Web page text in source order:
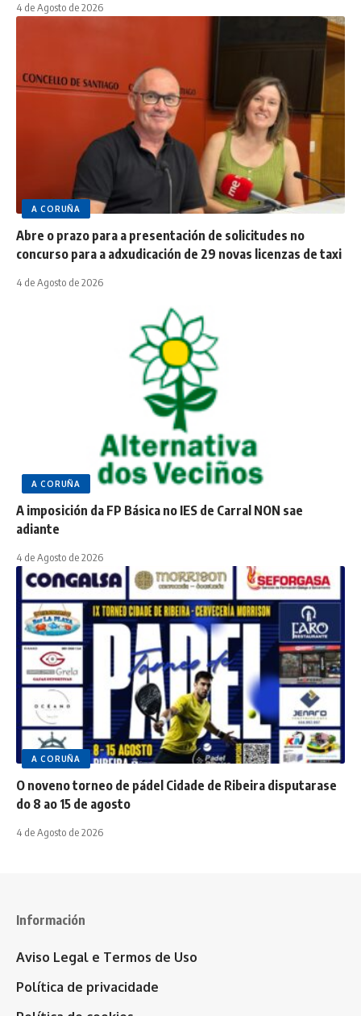
4 de Agosto de 2026
A CORUÑA
Abre o prazo para a presentación de solicitudes no
concurso para a adxudicación de 29 novas licenzas de taxi
4 de Agosto de 2026
A CORUÑA
A imposición da FP Básica no IES de Carral NON sae
adiante
4 de Agosto de 2026
A CORUÑA
O noveno torneo de pádel Cidade de Ribeira disputarase
do 8 ao 15 de agosto
4 de Agosto de 2026
Información
Aviso Legal e Termos de Uso
Política de privacidade